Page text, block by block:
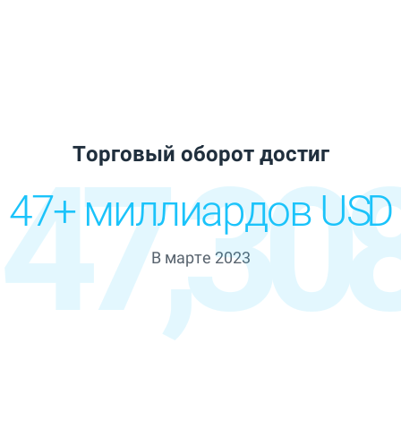
Торговый оборот достиг
47+ миллиардов USD
В марте 2023